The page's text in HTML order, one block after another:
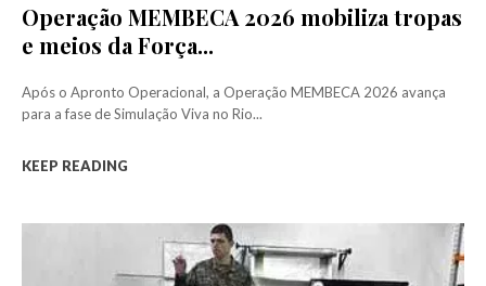
Operação MEMBECA 2026 mobiliza tropas
e meios da Força...
Após o Apronto Operacional, a Operação MEMBECA 2026 avança
para a fase de Simulação Viva no Rio...
KEEP READING